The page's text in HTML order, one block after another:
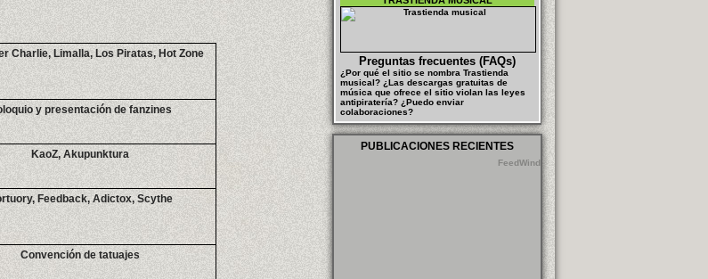
Charlie, Limalla, Los Piratas, Hot Zone
y presentación de fanzines
KaoZ, Akupunktura
Feedback, Adictox, Scythe
Convención de tatuajes
Preguntas frecuentes (FAQs)
¿Por qué el sitio se nombra Trastienda
musical? ¿Las descargas gratuitas de
música que ofrece el sitio violan las leyes
antipiratería? ¿Puedo enviar
colaboraciones?
PUBLICACIONES RECIENTES
FeedWind